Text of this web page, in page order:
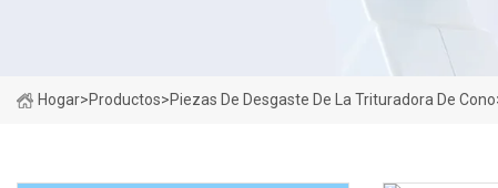
Hogar>Productos>Piezas De Desgaste De La Trituradora De Cono